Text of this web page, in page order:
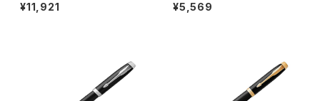
950784 ブラック
¥11,921
The Core Line ダークエスプ
¥5,569